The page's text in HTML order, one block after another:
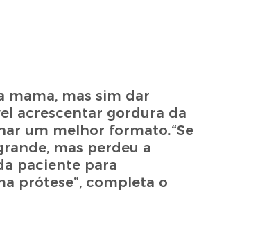
mama, mas sim dar
acrescentar gordura da
um melhor formato.“Se
mas perdeu a
paciente para
prótese”, completa o